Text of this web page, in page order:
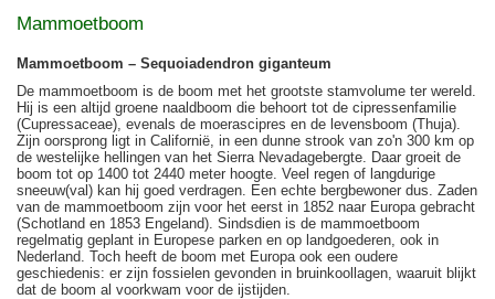
Mammoetboom
Mammoetboom – Sequoiadendron giganteum
De mammoetboom is de boom met het grootste stamvolume ter wereld.
Hij is een altijd groene naaldboom die behoort tot de cipressenfamilie
(Cupressaceae), evenals de moerascipres en de levensboom (Thuja).
Zijn oorsprong ligt in Californië, in een dunne strook van zo'n 300 km op
de westelijke hellingen van het Sierra Nevadagebergte. Daar groeit de
boom tot op 1400 tot 2440 meter hoogte. Veel regen of langdurige
sneeuw(val) kan hij goed verdragen. Een echte bergbewoner dus. Zaden
van de mammoetboom zijn voor het eerst in 1852 naar Europa gebracht
(Schotland en 1853 Engeland). Sindsdien is de mammoetboom
regelmatig geplant in Europese parken en op landgoederen, ook in
Nederland. Toch heeft de boom met Europa ook een oudere
geschiedenis: er zijn fossielen gevonden in bruinkoollagen, waaruit blijkt
dat de boom al voorkwam voor de ijstijden.